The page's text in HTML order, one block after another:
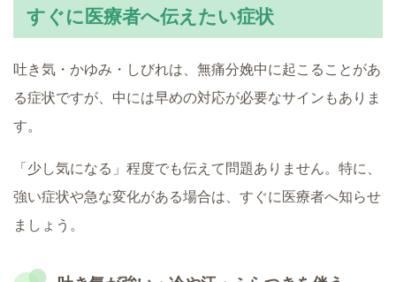
すぐに医療者へ伝えたい症状
吐き気・かゆみ・しびれは、無痛分娩中に起こることがあ
る症状ですが、中には早めの対応が必要なサインもありま
す。
「少し気になる」程度でも伝えて問題ありません。特に、
強い症状や急な変化がある場合は、すぐに医療者へ知らせ
ましょう。